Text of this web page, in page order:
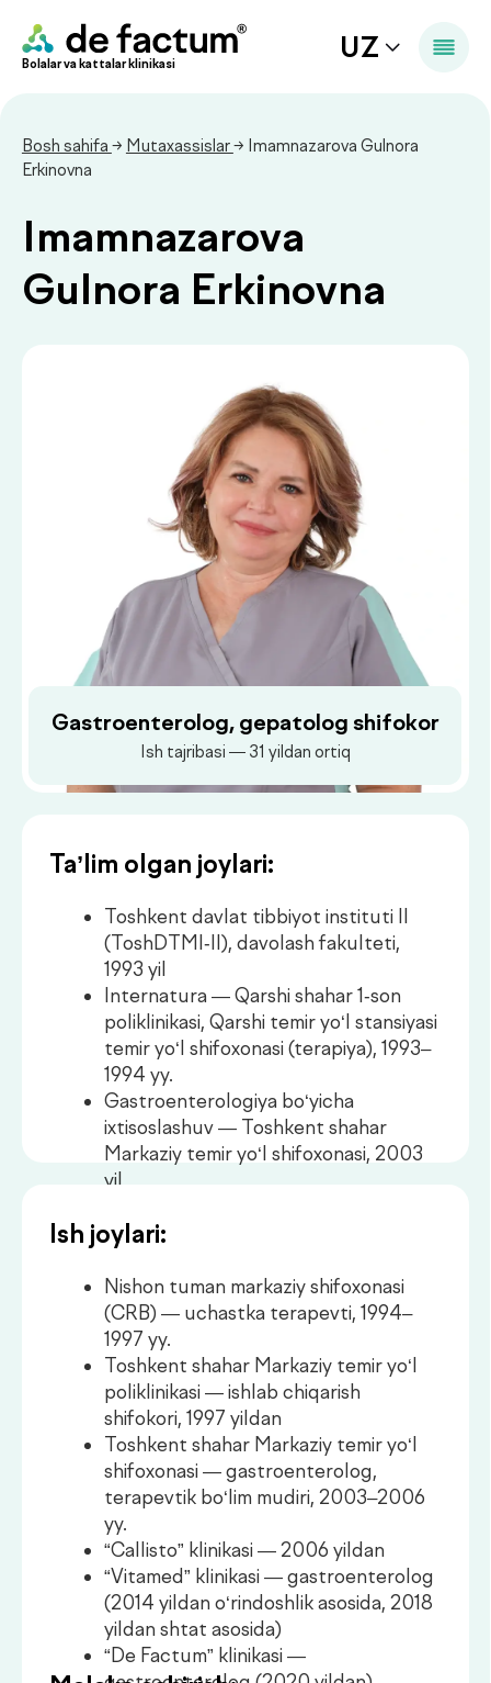
Bolalar va kattalar klinikasi
Dush–Juma: 08:00–18:00, Shanba: 08:00–16:00
Erkinovna
Gulnora Erkinovna
Toshkent davlat tibbiyot instituti II
(ToshDTMI-II), davolash fakulteti,
1994 yy.
Gastroenterologiya bo‘yicha
ixtisoslashuv — Toshkent shahar
Markaziy temir yo‘l shifoxonasi, 2003
Ish joylari:
Malaka oshirish:
Nishon tuman markaziy shifoxonasi
(CRB) — uchastka terapevti, 1994–
1997 yy.
Toshkent shahar Markaziy temir yo‘l
poliklinikasi — ishlab chiqarish
shifokori, 1997 yildan
Toshkent shahar Markaziy temir yo‘l
shifoxonasi — gastroenterolog,
yy.
“Callisto” klinikasi — 2006 yildan
(2014 yildan o‘rindoshlik asosida, 2018
yildan shtat asosida)
“De Factum” klinikasi —
gastroenterolog (2020 yildan)
Medanta jigar transplantatsiya
markazida trening (Hindiston), 2016 yil
“Gastro-2016” xalqaro slavyan-boltiq
ilmiy forumi, 2016 yil
“White Nights of Hepatology” EASL,
2016 yil
Toshkent–Novosibirsk vebinar,
Toshkent shifokorlar malakasini
oshirish instituti, 2016 yil
“Umumiy gastroenterologiya” kursi,
Toshkent shifokorlar malakasini
oshirish instituti, 2016 yil
XVI Milliy gastroenterologlar va
gepatologlar maktabi, 2017 yil
Gastroenterolog, gepatolog shifokor
Ish tajribasi — 31 yildan ortiq